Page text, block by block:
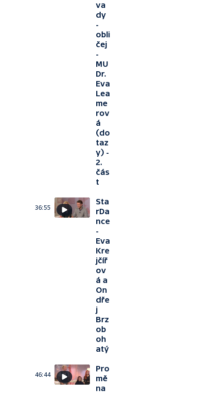
va
dy
-
obli
čej
-
MU
Dr.
Eva
Lea
me
rov
á
(do
taz
y) -
2.
čás
t
36:55
Sta
rDa
nce
-
Eva
Kre
jčíř
ov
á a
On
dře
j
Brz
ob
oh
atý
46:44
Pro
mě
na